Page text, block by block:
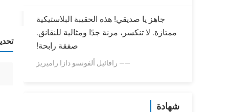
جاهز يا صديقي! هذه الحقيبة البلاستيكية
ممتازة. لا تنكسر، مرنة جدًا ومثالية للنقانق.
صفقة رابحة!
—— رافائيل ألفونسو دازا راميريز
شهادة